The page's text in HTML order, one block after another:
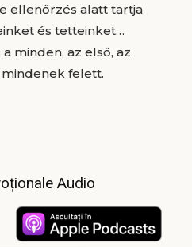
ellenőrzés alatt tartja
és tetteinket…
minden, az első, az
felett.
Audio